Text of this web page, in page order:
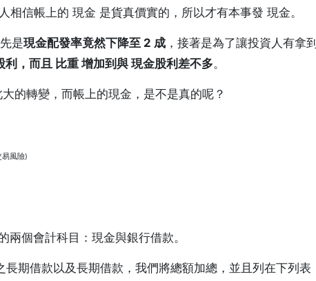
信帳上的 現金 是貨真價實的，所以才有本事發 現金。
是現金配發率竟然下降至 2 成 ，接著是為了讓投資人有拿到
利， 而且 比重 增加到與 現金股利差不多。
的轉變，而帳上的現金，是不是真的呢？
風險)
個會計科目：現金與銀行借款。
期借款以及長期借款，我們將總額加總，並且列在下列表